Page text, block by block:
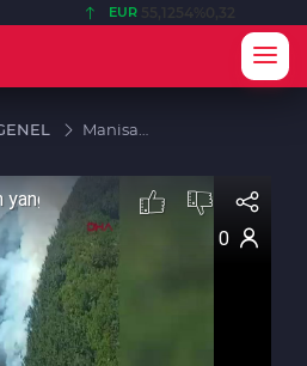
EUR
Manisa
ekiplerin
havadan
müdahalesi
sürüyor